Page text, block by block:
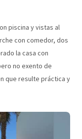
piscina y vistas al
con comedor, dos
la casa con
no exento de
que resulte práctica y